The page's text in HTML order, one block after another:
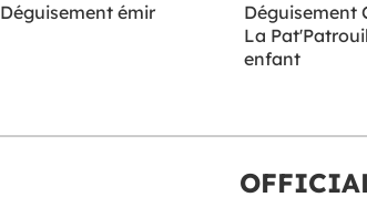
Déguisement émir
Déguisement
La
enfant